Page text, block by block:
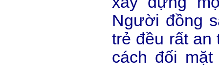
Người đồng
trẻ đều rất an
cách đối